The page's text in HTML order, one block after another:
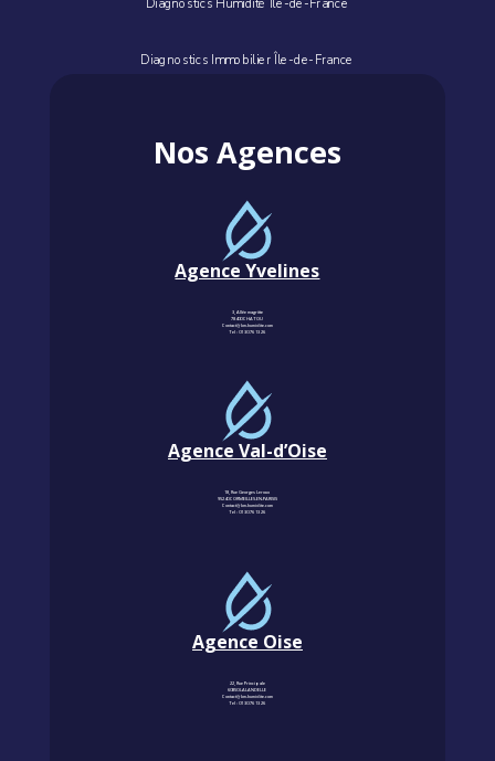
Diagnostics Immobilier Île-de-France
Nos Agences
Agence Yvelines
3, Allée magritte
78400 CHATOU
Contact@km-humidite.com
Tel :01 30 76 13 26
Agence Val-d’Oise
18, Rue Georges Leroux
95240 CORMEILLES-EN-PARISIS
Contact@km-humidite.com
Tel :01 30 76 13 26
Agence Oise
22, Rue Principale
60850 LALANDELLE
Contact@km-humidite.com
Tel :01 30 76 13 26